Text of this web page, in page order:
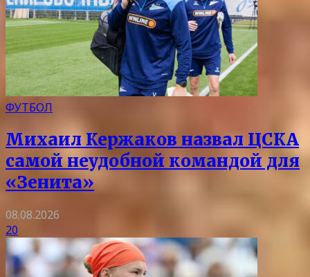
ФУТБОЛ
Михаил Кержаков назвал ЦСКА
самой неудобной командой для
«Зенита»
08.08.2026
20